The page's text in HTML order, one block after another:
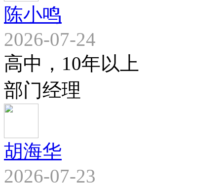
陈小鸣
2026-07-24
高中，10年以上
部门经理
胡海华
2026-07-23